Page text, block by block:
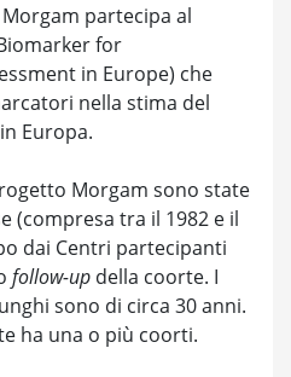
partecipa al
for
in Europe) che
nella stima del
Europa.
Morgam sono state
(compresa tra il 1982 e il
dai Centri partecipanti
follow-up della coorte. I
sono di circa 30 anni.
ha una o più coorti.